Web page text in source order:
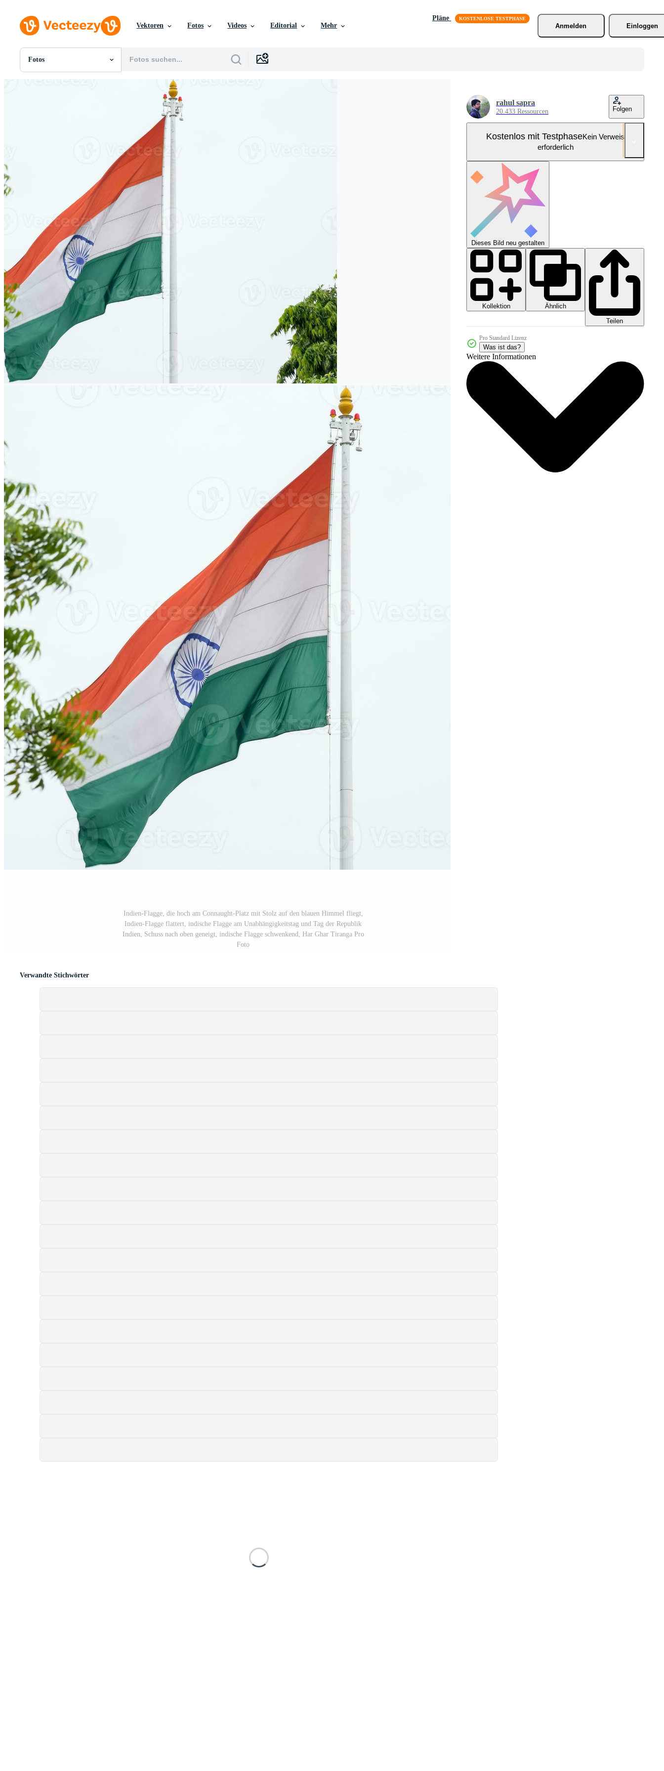
Vektoren Fotos Videos Editorial Mehr
Pläne
Anmelden
Einloggen
Fotos
Alle Bilder
Redaktionelle Ereignisse
Indien-Flagge, die hoch am Connaught-Platz mit Stolz auf den blauen Himmel fliegt,
Indien-Flagge flattert, indische Flagge am Unabhängigkeitstag und Tag der Republik
Indien, Schuss nach oben geneigt, indische Flagge schwenkend, Har Ghar Tiranga Pro
Foto
rahul sapra
20.433 Ressourcen Folgen
Kostenlos mit TestphaseKein Verweis
erforderlich
Dieses Bild neu gestalten
Kollektion
Ähnlich
Teilen
Pro Standard Lizenz
Was ist das?
Weitere Informationen
Verwandte Stichwörter